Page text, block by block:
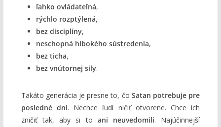
ľahko ovládateľná,
rýchlo rozptýlená,
bez disciplíny,
neschopná hlbokého sústredenia,
bez ticha,
bez vnútornej sily.
Takáto generácia je presne to, čo Satan potrebuje pre
posledné dni. Nechce ľudí ničiť otvorene. Chce ich
zničiť tak, aby si to ani neuvedomili. Najúčinnejší